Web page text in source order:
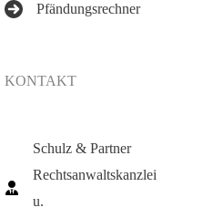
Pfändungsrechner
KONTAKT
Schulz & Partner
Rechtsanwaltskanzlei
u.